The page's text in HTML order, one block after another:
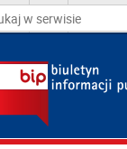
A A A